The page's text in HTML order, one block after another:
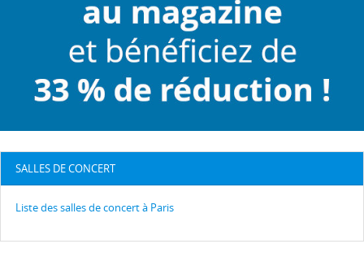
SALLES DE CONCERT
Liste des salles de concert à Paris